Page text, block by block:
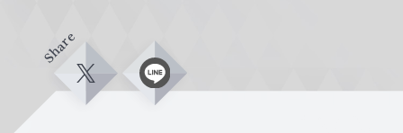
Share
X L